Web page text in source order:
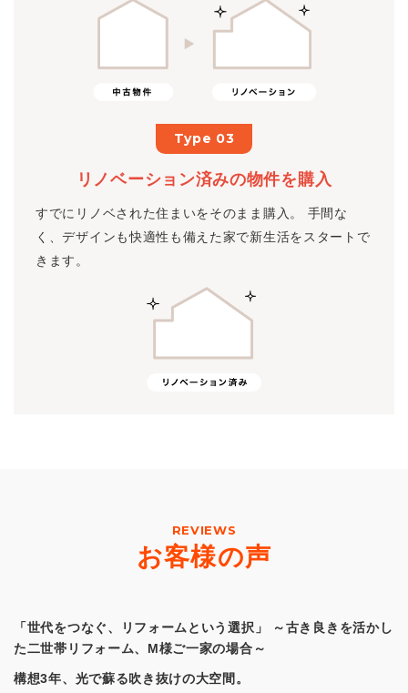
Type 03
リノベーション済みの物件を購入
すでにリノベされた住まいをそのまま購入。 手間な
く、デザインも快適性も備えた家で新生活をスタートで
きます。
REVIEWS
お客様の声
「世代をつなぐ、リフォームという選択」 ～古き良きを活かし
た二世帯リフォーム、M様ご一家の場合～
構想3年、光で蘇る吹き抜けの大空間。